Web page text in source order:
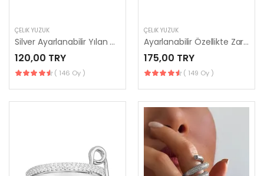
ÇELIK YÜZÜK
Silver Ayarlanabilir Yılan Yüzük
120,00 TRY
( 146 Oy )
ÇELIK YÜZÜK
Ayarlanabilir Özellikte Zarif Tasarım Yeşil Cam Kelebek Yüzük
175,00 TRY
( 149 Oy )